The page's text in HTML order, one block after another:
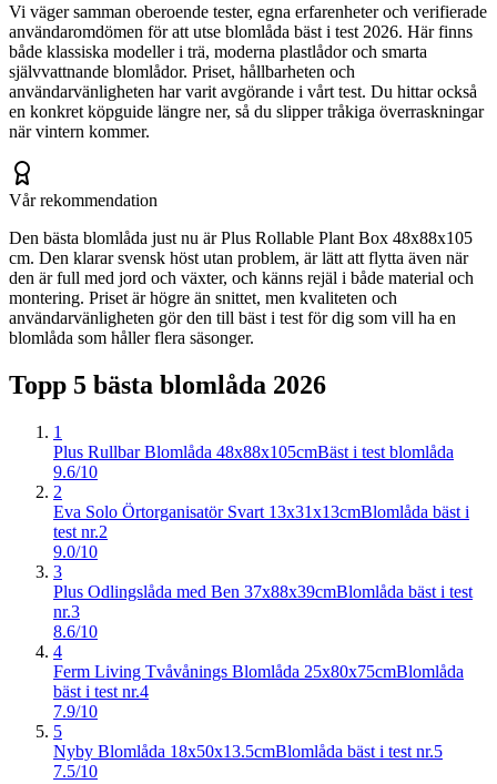
Vi väger samman oberoende tester, egna erfarenheter och verifierade
användaromdömen för att utse blomlåda bäst i test 2026. Här finns
både klassiska modeller i trä, moderna plastlådor och smarta
självvattnande blomlådor. Priset, hållbarheten och
användarvänligheten har varit avgörande i vårt test. Du hittar också
en konkret köpguide längre ner, så du slipper tråkiga överraskningar
när vintern kommer.
Vår rekommendation
Den bästa blomlåda just nu är Plus Rollable Plant Box 48x88x105
cm. Den klarar svensk höst utan problem, är lätt att flytta även när
den är full med jord och växter, och känns rejäl i både material och
montering. Priset är högre än snittet, men kvaliteten och
användarvänligheten gör den till bäst i test för dig som vill ha en
blomlåda som håller flera säsonger.
Topp 5 bästa blomlåda 2026
1
Plus Rullbar Blomlåda 48x88x105cmBäst i test blomlåda
9.6/10
2
Eva Solo Örtorganisatör Svart 13x31x13cmBlomlåda bäst i
test nr.2
9.0/10
3
Plus Odlingslåda med Ben 37x88x39cmBlomlåda bäst i test
nr.3
8.6/10
4
Ferm Living Tvåvånings Blomlåda 25x80x75cmBlomlåda
bäst i test nr.4
7.9/10
5
Nyby Blomlåda 18x50x13.5cmBlomlåda bäst i test nr.5
7.5/10